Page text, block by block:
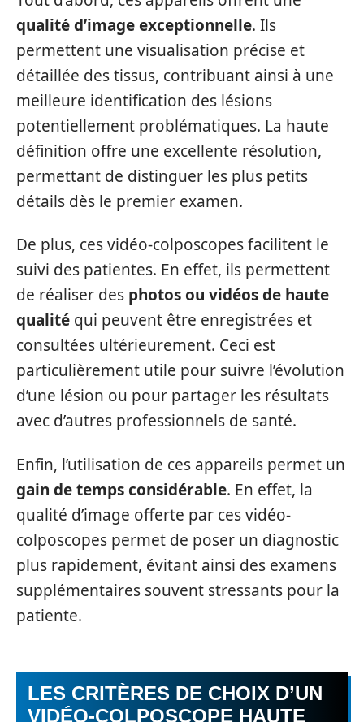
qualité d’image exceptionnelle. Ils
permettent une visualisation précise et
détaillée des tissus, contribuant ainsi à une
meilleure identification des lésions
potentiellement problématiques. La haute
définition offre une excellente résolution,
permettant de distinguer les plus petits
détails dès le premier examen.
De plus, ces vidéo-colposcopes facilitent le
suivi des patientes. En effet, ils permettent
de réaliser des photos ou vidéos de haute
qualité qui peuvent être enregistrées et
consultées ultérieurement. Ceci est
particulièrement utile pour suivre l’évolution
d’une lésion ou pour partager les résultats
avec d’autres professionnels de santé.
Enfin, l’utilisation de ces appareils permet un
gain de temps considérable. En effet, la
qualité d’image offerte par ces vidéo-
colposcopes permet de poser un diagnostic
plus rapidement, évitant ainsi des examens
supplémentaires souvent stressants pour la
patiente.
LES CRITÈRES DE CHOIX D’UN
VIDÉO-COLPOSCOPE HAUTE